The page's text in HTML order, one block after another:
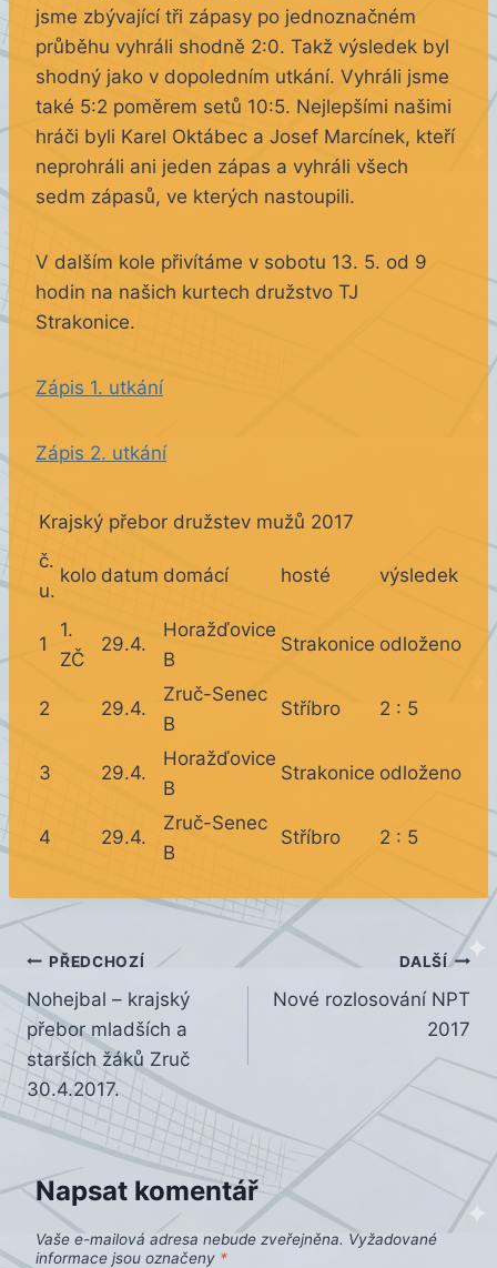
jsme zbývající tři zápasy po jednoznačném
průběhu vyhráli shodně 2:0. Takž výsledek byl
shodný jako v dopoledním utkání. Vyhráli jsme
také 5:2 poměrem setů 10:5. Nejlepšími našimi
hráči byli Karel Oktábec a Josef Marcínek, kteří
neprohráli ani jeden zápas a vyhráli všech
sedm zápasů, ve kterých nastoupili.
V dalším kole přivítáme v sobotu 13. 5. od 9
hodin na našich kurtech družstvo TJ
Strakonice.
Zápis 1. utkání
Zápis 2. utkání
Krajský přebor družstev mužů 2017
č.
u.
kolo datum domácí hosté výsledek
1
1.
ZČ
29.4.
Horažďovice
B
Strakonice odloženo
2 29.4.
Zruč-Senec
B
Stříbro 2 : 5
3 29.4.
Horažďovice
B
Strakonice odloženo
4 29.4.
Zruč-Senec
B
Stříbro 2 : 5
Navigace
pro
příspěvek
PŘEDCHOZÍ
Nohejbal – krajský
přebor mladších a
starších žáků Zruč
30.4.2017.
DALŠÍ
Nové rozlosování NPT
2017
Napsat komentář
Vaše e-mailová adresa nebude zveřejněna. Vyžadované
informace jsou označeny *